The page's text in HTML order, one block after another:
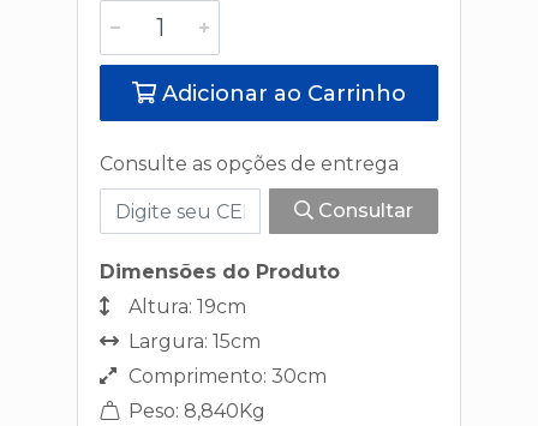
Adicionar ao Carrinho
Consulte as opções de entrega
Consultar
Dimensões do Produto
Altura: 19cm
Largura: 15cm
Comprimento: 30cm
Peso: 8,840Kg